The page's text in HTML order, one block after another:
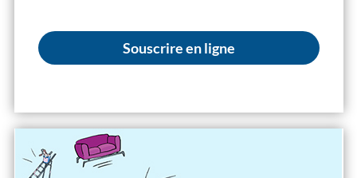
Souscrire en ligne